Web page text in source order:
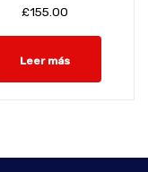
con
de 5
£155.00
Leer más